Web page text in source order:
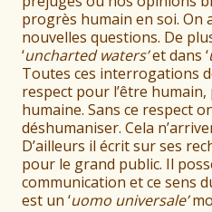
progrès humain en soi. On
nouvelles questions. De
‘uncharted waters’et dans ‘
Toutes ces interrogations
respect pour l’être
humaine. Sans ce respect
déshumaniser. Cela
D’ailleurs il écrit sur ses
pour le grand public. Il
communication et ce sens
est un ‘uomo universale’